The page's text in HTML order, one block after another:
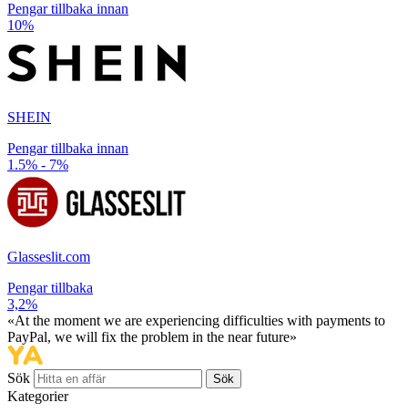
Pengar tillbaka innan
10%
SHEIN
Pengar tillbaka innan
1.5% - 7%
Glasseslit.com
Pengar tillbaka
3,2%
«At the moment we are experiencing difficulties with payments to
PayPal, we will fix the problem in the near future»
Sök Sök
Kategorier